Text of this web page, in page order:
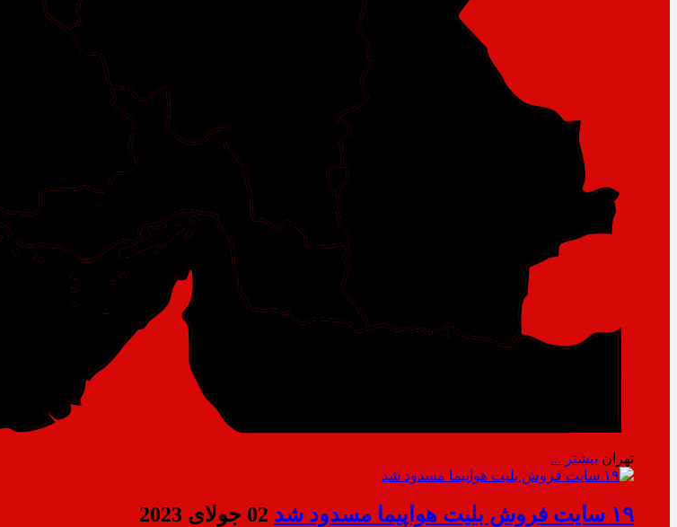
تهران بیشتر ...
۱۹ سایت فروش بلیت هواپیما مسدود شد 02 جولای 2023